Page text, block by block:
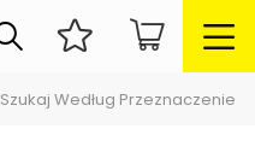
Szukaj Według Przeznaczenie